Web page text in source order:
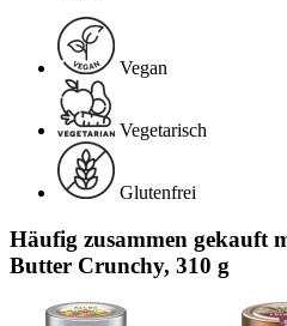
Vegan
Vegetarisch
Glutenfrei
Häufig zusammen gekauft
Butter Crunchy, 310 g